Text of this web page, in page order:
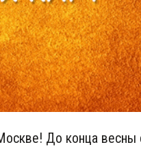
До конца